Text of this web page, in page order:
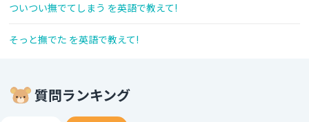
ついつい撫でてしまう を英語で教えて!
そっと撫でた を英語で教えて!
質問ランキング